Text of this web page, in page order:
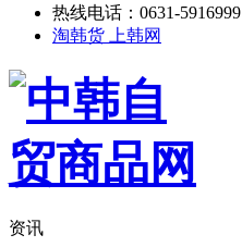
热线电话：0631-5916999
淘韩货 上韩网
资讯